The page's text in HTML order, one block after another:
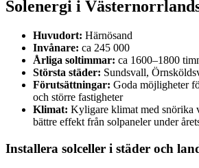
Solenergi i
Huvudort: Härnösand
Invånare: ca 245 000
Årliga soltimmar: ca 1600–1800
Största städer: Sundsvall,
Förutsättningar: Goda möjligheter
och större fastigheter
Klimat: Kyligare klimat med snörika
bättre effekt från solpaneler under
Installera solceller i städer och